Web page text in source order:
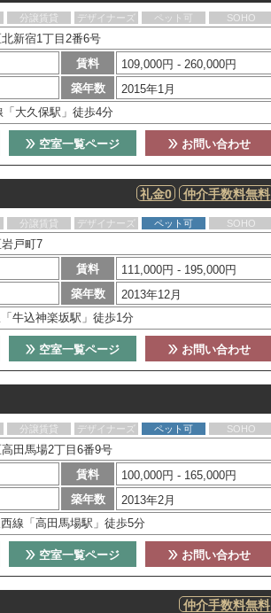
分譲賃貸 デザイナーズ ペット可 SOHO
新宿1丁目2番6号
賃料
109,000円 - 260,000円
築年数
2015年1月
大久保駅」徒歩4分
お問い合わせ
空室一覧ページ
仲介手数料無料
礼金0
分譲賃貸 デザイナーズ ペット可 SOHO
戸町7
賃料
111,000円 - 195,000円
築年数
2013年12月
牛込神楽坂駅」徒歩1分
お問い合わせ
空室一覧ページ
分譲賃貸 デザイナーズ ペット可 SOHO
田馬場2丁目6番9号
賃料
100,000円 - 165,000円
築年数
2013年2月
線「高田馬場駅」徒歩5分
お問い合わせ
空室一覧ページ
仲介手数料無料